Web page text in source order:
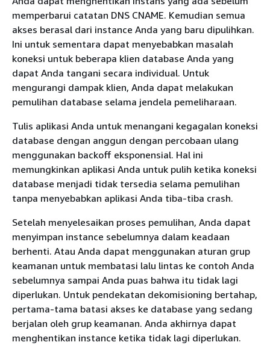
memperbarui catatan DNS CNAME. Kemudian semua
akses berasal dari instance Anda yang baru dipulihkan.
Ini untuk sementara dapat menyebabkan masalah
koneksi untuk beberapa klien database Anda yang
dapat Anda tangani secara individual. Untuk
mengurangi dampak klien, Anda dapat melakukan
pemulihan database selama jendela pemeliharaan.
Tulis aplikasi Anda untuk menangani kegagalan koneksi
database dengan anggun dengan percobaan ulang
menggunakan backoff eksponensial. Hal ini
memungkinkan aplikasi Anda untuk pulih ketika koneksi
database menjadi tidak tersedia selama pemulihan
tanpa menyebabkan aplikasi Anda tiba-tiba crash.
Setelah menyelesaikan proses pemulihan, Anda dapat
menyimpan instance sebelumnya dalam keadaan
berhenti. Atau Anda dapat menggunakan aturan grup
keamanan untuk membatasi lalu lintas ke contoh Anda
sebelumnya sampai Anda puas bahwa itu tidak lagi
diperlukan. Untuk pendekatan dekomisioning bertahap,
pertama-tama batasi akses ke database yang sedang
berjalan oleh grup keamanan. Anda akhirnya dapat
menghentikan instance ketika tidak lagi diperlukan.